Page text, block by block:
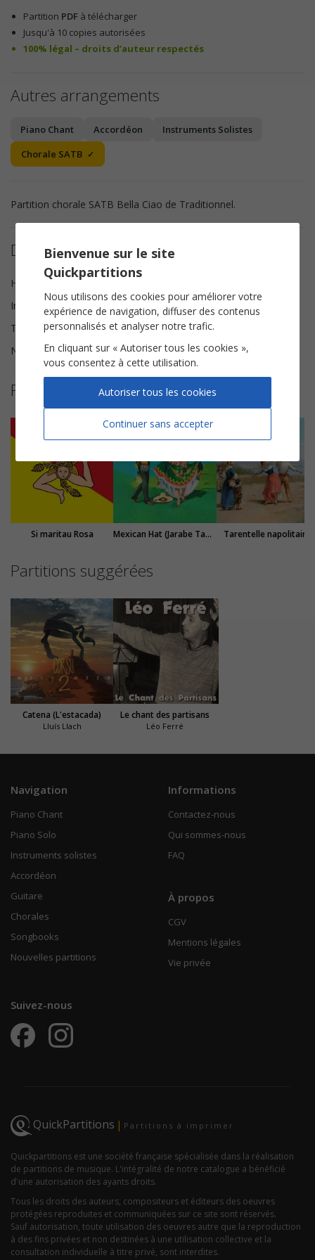
Partition PDF à télécharger
Jusqu'à 10 copies autorisées
100% légal – droits d’auteur respectés
Autres arrangements
Piano Chant Accordéon
Instruments Solistes
Chorale SATB
Partition chorale SATB Bella Ciao de Traditionnel.
Détails de la partition
Harmonisation
Instrumentation
Chorale SATB
Tonalité
La♭ majeur
Nombre de pages
6
Plus de partitions de Traditionnel
Si maritau Rosa Mexican Hat (Jarabe Tapatio) Tarentelle napolitaine
Partitions suggérées
Catena (L'estacada)
Lluís Llach
Le chant des partisans
Léo Ferré
Navigation
Piano Chant
Piano Solo
Instruments solistes
Accordéon
Guitare
Chorales
Songbooks
Nouvelles partitions
Informations
Contactez-nous
Qui sommes-nous
FAQ
À propos
CGV
Mentions légales
Vie privée
Suivez-nous
QuickPartitions | Partitions à imprimer
Quickpartitions est une société française spécialisée dans la réalisation
de partitions de musique. L'intégralité de notre catalogue a bénéficié
d'une autorisation des ayants droits.
Tous les droits des auteurs, compositeurs et éditeurs des oeuvres
protégées reproduites et communiquées sur ce site sont réservés.
Sauf autorisation, toute utilisation des oeuvres autre que la reproduction
à des fins privées et non destinées à une utilisation collective et la
consultation individuelle à titre privé, sont interdites.
Bienvenue sur le site
Quickpartitions
Nous utilisons des cookies pour améliorer votre
expérience de navigation, diffuser des contenus
personnalisés et analyser notre trafic.
En cliquant sur « Autoriser tous les cookies »,
vous consentez à cette utilisation.
Continuer sans accepter
Autoriser tous les cookies